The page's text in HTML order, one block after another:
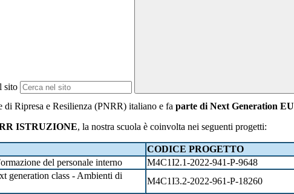
sito
Ripresa e Resilienza (PNRR) italiano e fa parte di Next Generation EU
ISTRUZIONE, la nostra scuola è coinvolta nei seguenti progetti:
CODICE PROGETTO
del personale interno
M4C1I2.1-2022-941-P-9648
generation class - Ambienti di
M4C1I3.2-2022-961-P-18260